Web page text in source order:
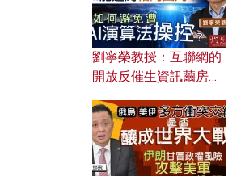
劉寧榮教授：互聯網的
開放反催生資訊繭房，
何避免遭AI演算法操
控？